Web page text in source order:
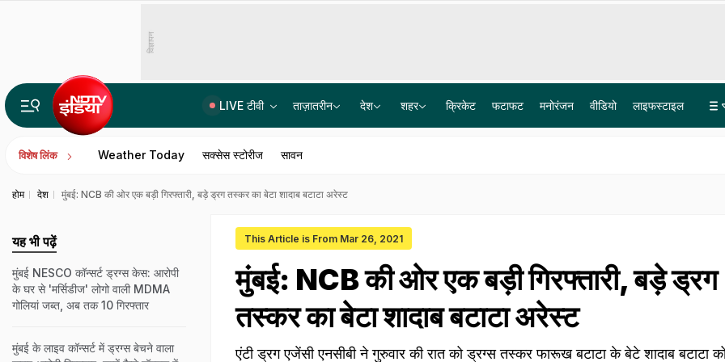
विज्ञापन
LIVE टीवी ताज़ातरीन देश शहर क्रिकेट फटाफट मनोरंजन वीडियो लाइफस्टाइल
विशेष लिंक Weather Today सक्सेस स्टोरीज सावन
होम देश मुंबई: NCB की ओर एक बड़ी गिरफ्तारी, बड़े ड्रग तस्कर का बेटा शादाब बटाटा अरेस्ट
This Article is From Mar 26, 2021
मुंबई: NCB की ओर एक बड़ी गिरफ्तारी, बड़े ड्रग
तस्कर का बेटा शादाब बटाटा अरेस्ट
एंटी ड्रग एजेंसी एनसीबी ने गुरुवार की रात को ड्रग्स तस्कर फारूख बटाटा के बेटे शादाब बटाटा को
यह भी पढ़ें
मुंबई NESCO कॉन्सर्ट ड्रग्स केस: आरोपी
के घर से 'मर्सिडीज' लोगो वाली MDMA
गोलियां जब्त, अब तक 10 गिरफ्तार
मुंबई के लाइव कॉन्सर्ट में ड्रग्स बेचने वाला